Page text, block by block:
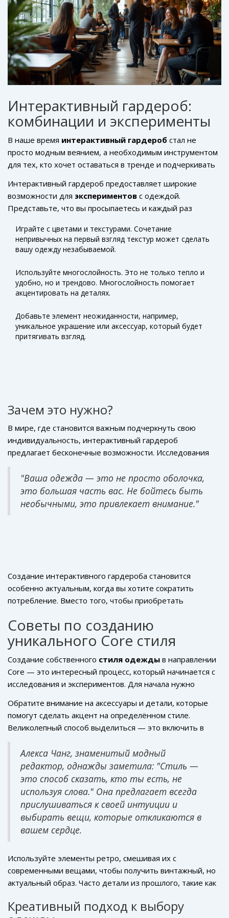
тонн CO2в атмосферу, предоставляя уникальные
возможности для создания новых модных трендов.
Интерактивный гардероб:
комбинации и эксперименты
В наше время интерактивный гардероб стал не
просто модным веянием, а необходимым инструментом
для тех, кто хочет оставаться в тренде и подчеркивать
заключается в том, чтобы объединять различные стили
и элементы одежды, создавая уникальные комбинации.
Это позволяет модникам постоянно обновлять свой
образ без покупки новых вещей, что особенно важно в
эпоху осознанного потребления и стремления к
экологичности.
Интерактивный гардероб предоставляет широкие
возможности для экспериментов с одеждой.
Представьте, что вы просыпаетесь и каждый раз
комбинированию элементов вашей одежды. Например,
добавив к обычному деловому костюму яркие
аксессуары из другой коллекции, вы можете создать
совершенно другое настроение. Вот как это можно
сделать:
Играйте с цветами и текстурами. Сочетание
непривычных на первый взгляд текстур может сделать
вашу одежду незабываемой.
Используйте многослойность. Это не только тепло и
удобно, но и трендово. Многослойность помогает
акцентировать на деталях.
Добавьте элемент неожиданности, например,
уникальное украшение или аксессуар, который будет
притягивать взгляд.
Зачем это нужно?
В мире, где становится важным подчеркнуть свою
индивидуальность, интерактивный гардероб
предлагает бесконечные возможности. Исследования
показывают, что до 75% людей готовы
экспериментировать со своим образом, если это
поможет им чувствовать себя более уверенно и
выделиться из толпы. Вот почему многие стилисты и
влиятельные лица рекомендуют подход к созданию
"Ваша одежда — это не просто оболочка,
это большая часть вас. Не бойтесь быть
необычными, это привлекает внимание."
Создание интерактивного гардероба становится
особенно актуальным, когда вы хотите сократить
потребление. Вместо того, чтобы приобретать
можно инвестировать в базовые элементы, которые
легко комбинируются между собой. Таким образом, ваш
гардероб будет не просто модным, но и экологичным.
Взгляд на гардероб как на творческую лабораторию, где
у вас всегда есть возможность изобрести что-то новое,
делает процесс подбора одежды не рутиной, а
увлекательным занятием.
Советы по созданию
уникального Core стиля
Создание собственного стиля одежды в направлении
Core — это интересный процесс, который начинается с
исследования и экспериментов. Для начала нужно
вашей личностью. Исследуйте традиционные, но
продолжающие эволюционировать стили такие как
grunge,vintageилиnormcore. Оцените свой гардероб,
и, быть может, некоторые вещи уже готовы стать
частью нового образа.
Обратите внимание на аксессуары и детали, которые
помогут сделать акцент на определённом стиле.
Великолепный способ выделиться — это включить в
свой образ уникальные вещи, например, предметы
ручной работы или вещи с историей. Такие элементы
придают образу индивидуальность и позволят
рассказать вашу личную историю. Учтите, что
комбинация разных стилей может создать нечто
совершенно неординарное, что подчеркнет вашу
креативность и уникальность.
Алекса Чанг, знаменитый модный
редактор, однажды заметила: "Стиль —
это способ сказать, кто ты есть, не
используя слова." Она предлагает всегда
прислушиваться к своей интуиции и
выбирать вещи, которые откликаются в
вашем сердце.
Используйте элементы ретро, смешивая их с
современными вещами, чтобы получить винтажный, но
актуальный образ. Часто детали из прошлого, такие как
стать ярким дополнением, привнося в образ своего рода
Креативный подход к выбору